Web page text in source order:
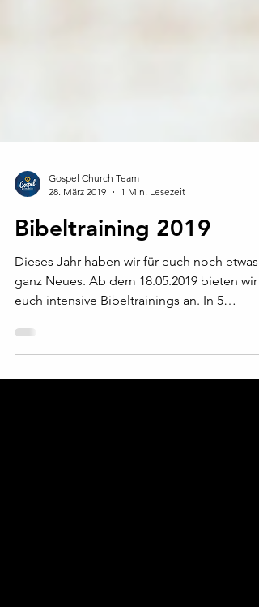
28. März 2019
1 Min. Lesezeit
Bibeltraining 2019
Dieses Jahr haben wir für euch noch etwas
ganz Neues. Ab dem 18.05.2019 bieten wir
euch intensive Bibeltrainings an. In 5
Samstagen könnt...